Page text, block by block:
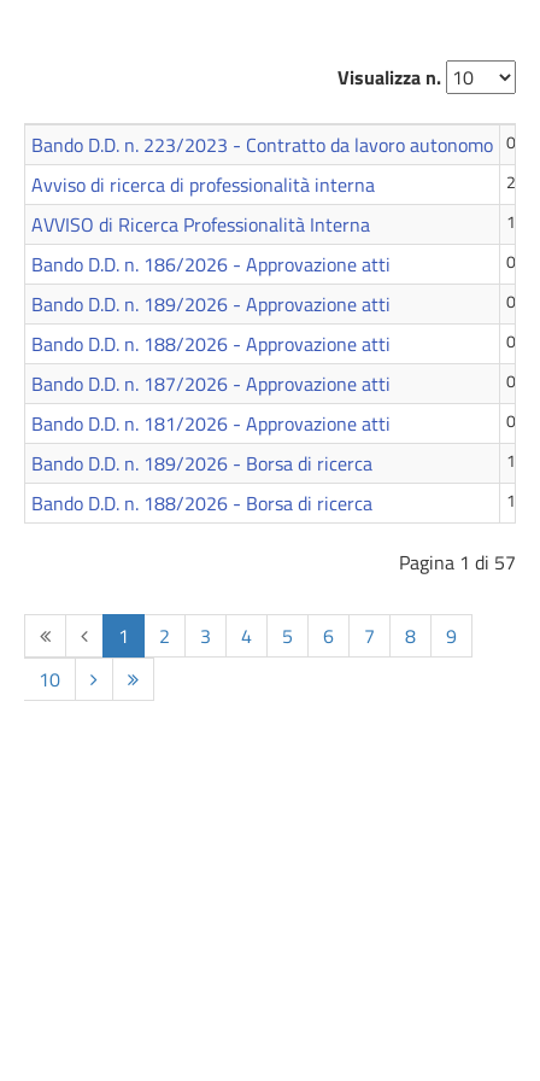
Visualizza n.
Bando D.D. n. 223/2023 - Contratto da lavoro autonomo 04
Avviso di ricerca di professionalità interna 20
AVVISO di Ricerca Professionalità Interna 15
Bando D.D. n. 186/2026 - Approvazione atti 09
Bando D.D. n. 189/2026 - Approvazione atti 09
Bando D.D. n. 188/2026 - Approvazione atti 09
Bando D.D. n. 187/2026 - Approvazione atti 08
Bando D.D. n. 181/2026 - Approvazione atti 02
Bando D.D. n. 189/2026 - Borsa di ricerca 16
Bando D.D. n. 188/2026 - Borsa di ricerca 16
Pagina 1 di 57
InizioIndietro
1 2 3 4 5 6 7 8
9
10